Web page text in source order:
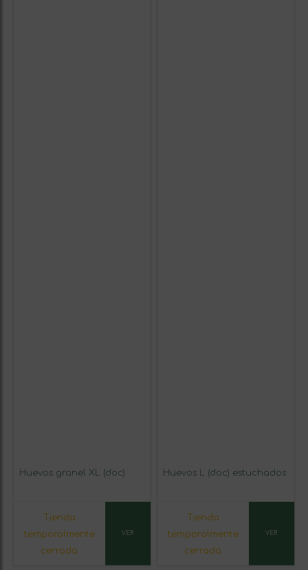
Huevos granel XL (doc)
Tienda
temporalmente
cerrada
VER
Huevos L (doc) estuchados
Tienda
temporalmente
cerrada
VER